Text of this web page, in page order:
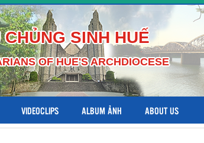
SINH HUẾ
OF HUE'S ARCHDIOCESE
VIDEOCLIPS ALBUM ẢNH ABOUT US